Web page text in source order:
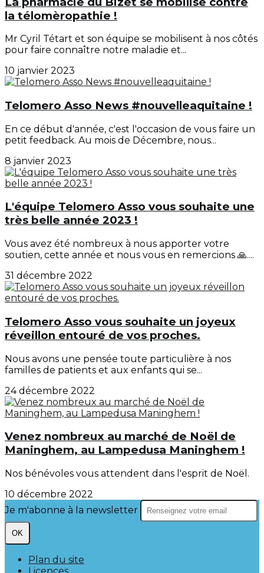
la télomèropathie !
Mr Cyril Tétart et son équipe se mobilisent à nos côtés
pour faire connaître notre maladie et...
10 janvier 2023
Telomero Asso News #nouvelleaquitaine !
En ce début d'année, c'est l'occasion de vous faire un
petit feedback. Au mois de Décembre, nous...
8 janvier 2023
L'équipe Telomero Asso vous souhaite une
très belle année 2023 !
Vous avez été nombreux à nous apporter votre
soutien, cette année et nous vous en remercions 🙏....
31 décembre 2022
Telomero Asso vous souhaite un joyeux
réveillon entouré de vos proches.
Nous avons une pensée toute particulière à nos
familles de patients et aux enfants qui se...
24 décembre 2022
Venez nombreux au marché de Noël de
Maninghem, au Lampedusa Maninghem !
Nos bénévoles vous attendent dans l'esprit de Noël.
10 décembre 2022
Je m'abonne à la newsletter
OK
Plan du site